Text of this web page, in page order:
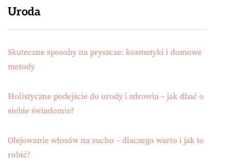
Uroda
Skuteczne sposoby na pryszcze: kosmetyki i domowe
metody
Holistyczne podejście do urody i zdrowia – jak dbać o
siebie świadomie?
Olejowanie włosów na sucho – dlaczego warto i jak to
robić?